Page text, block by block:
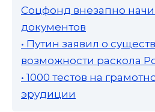
Соцфонд внезапно
документов
• Путин заявил о
возможности раскола
• 1000 тестов на
эрудиции